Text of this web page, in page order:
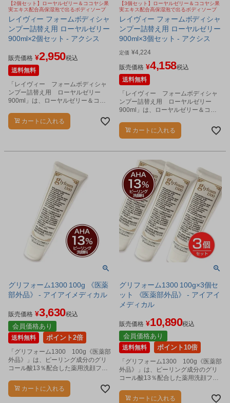
【2個セット】ローヤルゼリー＆ココヤシ果
実エキス配合高保湿泡で出るボディソープ
レイヴィー フォームボディシャ
ンプー詰替え用 ローヤルゼリー
900ml×2個セット - アクシス
販売価格 ¥2,950税込
送料無料
「レイヴィー フォームボディシャ
ンプー詰替え用 ローヤルゼリー
900ml」は、ローヤルゼリー＆ココ
ボディソープです。
カートに入れる
【3個セット】ローヤルゼリー＆ココヤシ果
実エキス配合高保湿泡で出るボディソープ
レイヴィー フォームボディシャ
ンプー詰替え用 ローヤルゼリー
900ml×3個セット - アクシス
定価 ¥4,224
販売価格 ¥4,158税込
送料無料
「レイヴィー フォームボディシャ
ンプー詰替え用 ローヤルゼリー
900ml」は、ローヤルゼリー＆ココ
ボディソープです。
カートに入れる
グリフォーム1300 100g 《医薬
部外品》 - アイアイメディカル
販売価格 ¥3,630税込
会員価格あり
送料無料 ポイント2倍
「グリフォーム1300 100g《医薬部
外品》」は、ピーリング成分のグリ
コール酸13％配合した薬用洗顔フォ
カートに入れる
グリフォーム1300 100g×3個セ
ット 《医薬部外品》 - アイアイ
メディカル
販売価格 ¥10,890税込
会員価格あり
送料無料 ポイント10倍
「グリフォーム1300 100g《医薬部
外品》」は、ピーリング成分のグリ
コール酸13％配合した薬用洗顔フォ
カートに入れる